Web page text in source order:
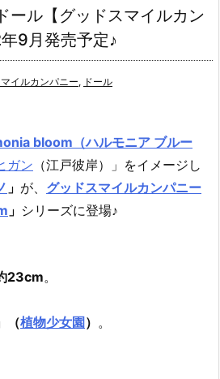
ール【グッドスマイルカン
9月発売予定♪
イルカンパニー, ドール
bloom（ハルモニア ブルー
ガン （江戸彼岸）」をイメージし
」 が、 グッドスマイルカンパニー
」 シリーズに登場♪
23cm。
（植物少女園） 。